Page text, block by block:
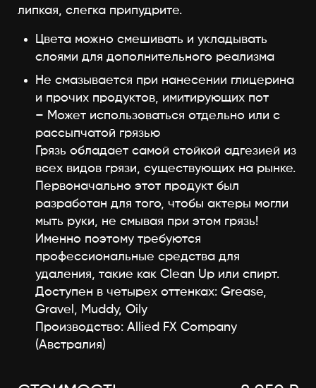
липкая, слегка припудрите.
Цвета можно смешивать и укладывать
слоями для дополнительного реализма
Не смазывается при нанесении глицерина
и прочих продуктов, имитирующих пот
– Может использоваться отдельно или с
рассыпчатой грязью
Грязь обладает самой стойкой адгезией из
всех видов грязи, существующих на рынке.
Первоначально этот продукт был
разработан для того, чтобы актеры могли
мыть руки, не смывая при этом грязь!
Именно поэтому требуются
профессиональные средства для
удаления, такие как Clean Up или спирт.
Доступен в четырех оттенках: Grease,
Gravel, Muddy, Oily
Производство: Allied FX Company
(Австралия)